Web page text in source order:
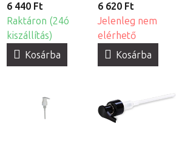
6 440 Ft
Raktáron (24ó
kiszállítás)
Kosárba
6 620 Ft
Jelenleg nem
elérhető
Kosárba